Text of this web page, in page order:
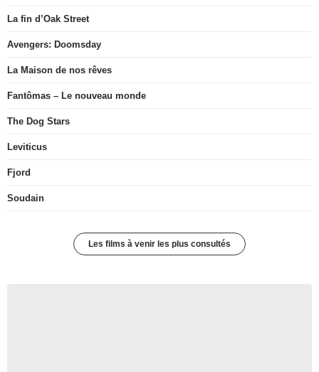
La fin d’Oak Street
Avengers: Doomsday
La Maison de nos rêves
Fantômas – Le nouveau monde
The Dog Stars
Leviticus
Fjord
Soudain
Les films à venir les plus consultés